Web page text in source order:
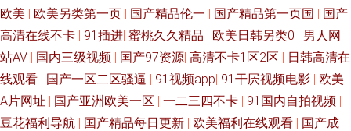
传 成人午夜剧场A片 91超碰青青草在线 免费成人三级网站 婷婷国产福利 欧
美性爱网www 欧美日韩成人黄色网址 夜夜欢日日干 国产欧美日韩h 欧美国
产亚洲成人 人人肏人人射 夜夜精精 影音先锋av中文字幕 91麻豆精品传媒国
欧美 | 欧美另类第一页 | 国产精品伦一 | 国产精品第一页国 | 国产
高清在线不卡 | 91插进| 蜜桃久久精品 | 欧美日韩另类0 | 男人网
站AV | 国内三级视频 | 国产97资源| 高清不卡1区2区 | 日韩高清在
线观看 | 国产一区二区骚逼 | 91视频app| 91干屄视频电影 | 欧美
A片网址 | 国产亚洲欧美一区 | 一二三四不卡 | 91国内自拍视频 |
豆花福利导航 | 国产精品每日更新 | 欧美福利在线观看 | 国产成